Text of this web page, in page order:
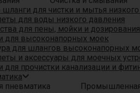
шланги для чистки и мытья
для воды низкого давления
для пены, мойки и дозирования
для высоконапорных моек
для шлангов высоконапорных
и аксессуары для моечных
для прочистки канализации и